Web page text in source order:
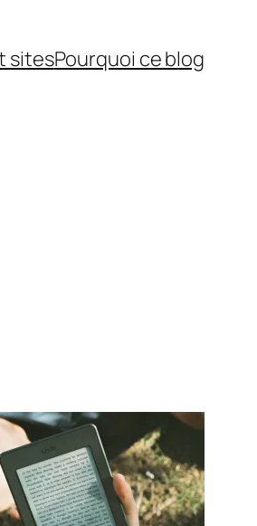
sitesPourquoi ce blog